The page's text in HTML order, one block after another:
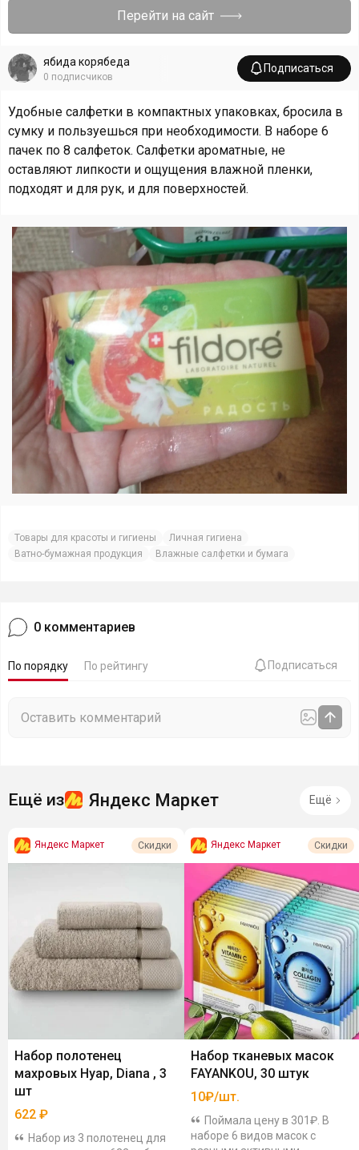
Перейти на сайт
ябида корябеда
0 подписчиков
Подписаться
Удобные салфетки в компактных упаковках, бросила в
сумку и пользуешься при необходимости. В наборе 6
пачек по 8 салфеток. Салфетки ароматные, не
оставляют липкости и ощущения влажной пленки,
подходят и для рук, и для поверхностей.
Товары для красоты и гигиены
Личная гигиена
Ватно-бумажная продукция
Влажные салфетки и бумага
0 комментариев
По порядку По рейтингу Подписаться
Ещё из Яндекс Маркет Ещё
Яндекс Маркет Скидки
Набор полотенец
махровых Нуар, Diana , 3
шт
622 ₽
Набор из 3 полотенец для
Яндекс Маркет Скидки
Набор тканевых масок
FAYANKOU, 30 штук
10₽/шт.
Поймала цену в 301₽. В
наборе 6 видов масок с